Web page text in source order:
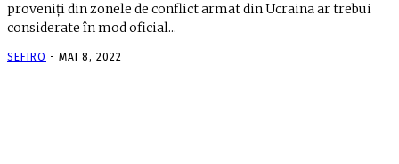
proveniți din zonele de conflict armat din Ucraina ar trebui
considerate în mod oficial...
SEFIRO - MAI 8, 2022